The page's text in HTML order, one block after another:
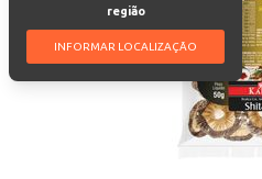
região
INFORMAR LOCALIZAÇÃO